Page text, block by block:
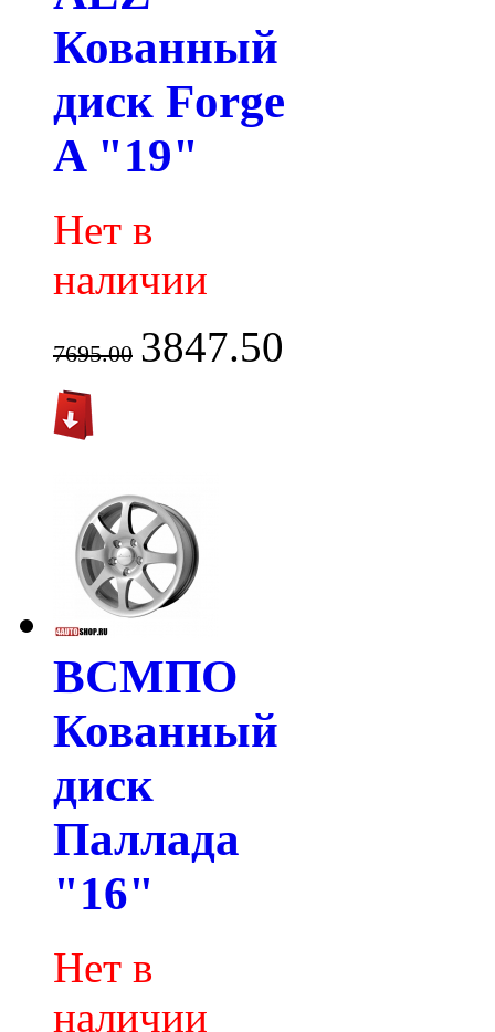
Кованный
диск Forge
A "19"
Нет в
наличии
7695.00 3847.50
ВСМПО
Кованный
диск
Паллада
"16"
Нет в
наличии